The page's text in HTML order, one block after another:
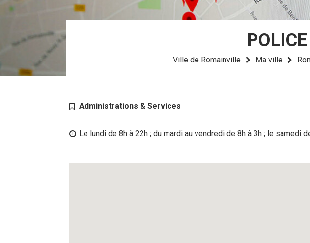
Ville de Romainville Ma ville
Administrations & Services
Le lundi de 8h à 22h ; du mardi au vendredi de 8h à 3h ; le samedi